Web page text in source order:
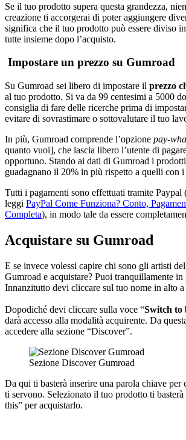
Se il tuo prodotto supera questa grandezza,
creazione ti accorgerai di poter aggiungere
significa che il tuo prodotto può essere diviso
tutte insieme dopo l’acquisto.
Impostare un prezzo su Gumroad
Su Gumroad sei libero di impostare il prezzo
al tuo prodotto. Si va da 99 centesimi a 5000
consiglia di fare delle ricerche prima di
evitare di sovrastimare o sottovalutare il tuo
In più, Gumroad comprende l’opzione pay-
quanto vuoi], che lascia libero l’utente di
opportuno. Stando ai dati di Gumroad i
guadagnano il 20% in più rispetto a quelli con
Tutti i pagamenti sono effettuati tramite Paypal
leggi PayPal Come Funziona? Conto,
Completa), in modo tale da essere
Acquistare su Gumroad
E se invece volessi capire chi sono gli artisti
Gumroad e acquistare? Puoi tranquillamente in
Innanzitutto devi cliccare sul tuo nome in alto a
Dopodiché devi cliccare sulla voce “Switch to
darà accesso alla modalità acquirente. Da
accedere alla sezione “Discover”.
Sezione Discover Gumroad
Da qui ti basterà inserire una parola chiave per
ti servono. Selezionato il tuo prodotto ti
this” per acquistarlo.